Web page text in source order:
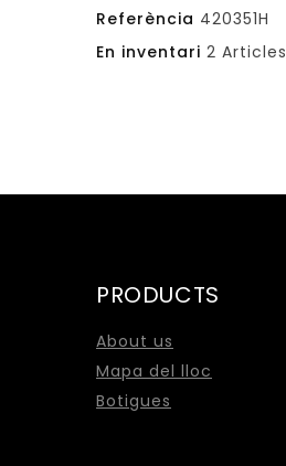
Referència 420351H
En inventari 2 Articles
PRODUCTS
About us
Mapa del lloc
Botigues